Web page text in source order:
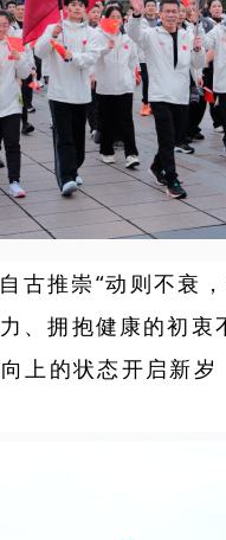
古推崇“动则不衰
、拥抱健康的初
上的状态开启新